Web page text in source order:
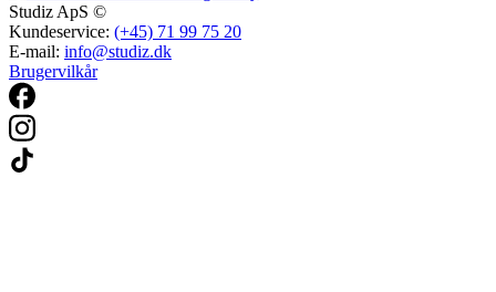
Studiz ApS ©
Kundeservice: (+45) 71 99 75 20
E-mail: info@studiz.dk
Brugervilkår